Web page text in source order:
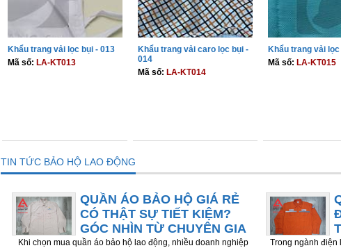
Khẩu trang vải lọc bụi - 013
Mã số: LA-KT013
Khẩu trang vải caro lọc bụi -
014
Mã số: LA-KT014
Khẩu trang vải
Mã số: LA-KT015
TIN TỨC BẢO HỘ LAO ĐỘNG
QUẦN ÁO BẢO HỘ GIÁ RẺ
CÓ THẬT SỰ TIẾT KIỆM?
GÓC NHÌN TỪ CHUYÊN GIA
Khi chọn mua quần áo bảo hộ lao động, nhiều doanh nghiệp
Trong ngành điện